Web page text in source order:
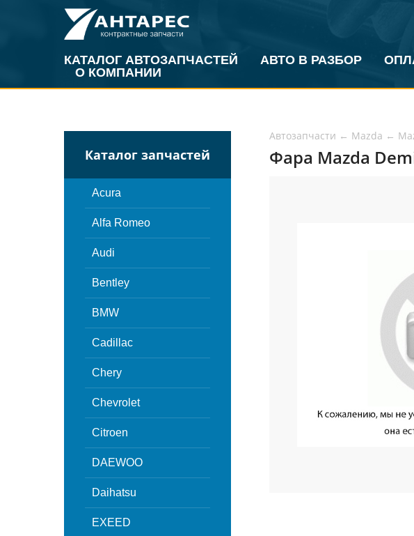
КАТАЛОГ АВТОЗАПЧАСТЕЙ АВТО В РАЗБОР
О КОМПАНИИ
Каталог запчастей
Acura
Alfa Romeo
Audi
Bentley
BMW
Cadillac
Chery
Chevrolet
Citroen
DAEWOO
Daihatsu
EXEED
Автозапчасти ← Mazda ←
Фара Mazda